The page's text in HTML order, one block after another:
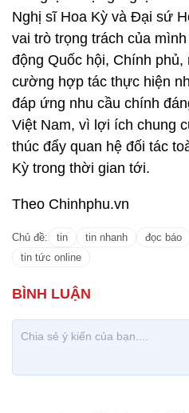
Nghị sĩ Hoa Kỳ và Đại sứ
vai trò trọng trách của
động Quốc hội, Chính phủ,
cường hợp tác thực hiện
đáp ứng nhu cầu chính
Việt Nam, vì lợi ích chung
thúc đẩy quan hệ đối tác
Kỳ trong thời gian tới.
Theo Chinhphu.vn
Chủ đề: tin tin nhanh đọc báo
tin tức online